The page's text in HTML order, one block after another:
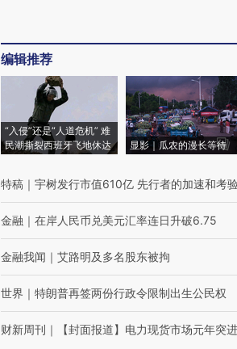
编辑推荐
“入侵”还是“人道危机” 难
民潮撕裂西班牙飞地休达
显影｜瓜农的漫长等待
特稿 ｜ 宇树发行市值610亿 先行者的加速和考
金融 ｜ 在岸人民币兑美元汇率连日升破6.75
金融我闻 ｜ 艾路明及多名股东被拘
世界 ｜ 特朗普再签两份行政令限制出生公民权
财新周刊 ｜ 【封面报道】电力现货市场元年突进